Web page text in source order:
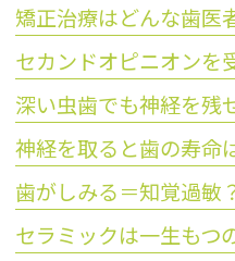
セカンドオピニオンを
深い虫歯でも神経を残
神経を取ると歯の寿命
歯がしみる＝知覚過敏
セラミックは一生もつ